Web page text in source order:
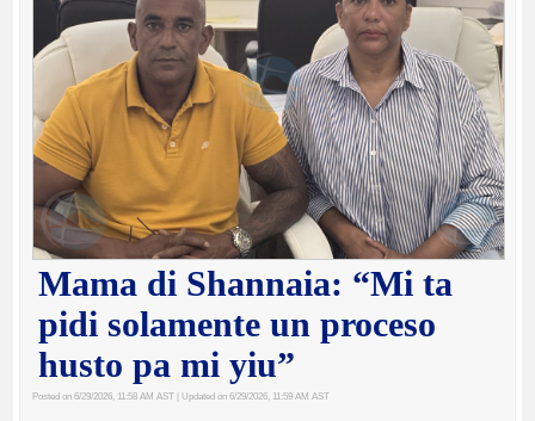
Mama di Shannaia: “Mi ta
pidi solamente un proceso
husto pa mi yiu”
Posted on 6/29/2026, 11:58 AM AST | Updated on 6/29/2026, 11:59 AM AST